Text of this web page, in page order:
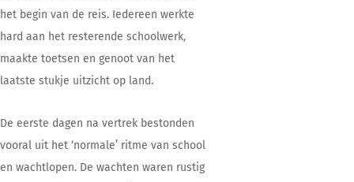
het begin van de reis. Iedereen werkte
hard aan het resterende schoolwerk,
maakte toetsen en genoot van het
laatste stukje uitzicht op land.
De eerste dagen na vertrek bestonden
vooral uit het ‘normale’ ritme van school
en wachtlopen. De wachten waren rustig